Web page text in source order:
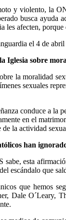
y violento, la
busca ayuda
les afecten,
el 4 de
Iglesia sobre
la moralidad
sexuales
conduce a
en el
de la actividad
han
esta
escándalo que
que hemos
Dale O´Leary,